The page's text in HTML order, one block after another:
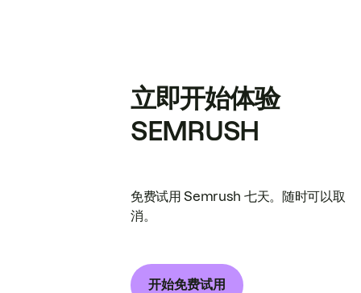
立即开始体验
SEMRUSH
免费试用 Semrush 七天。随时可以取
消。
开始免费试用